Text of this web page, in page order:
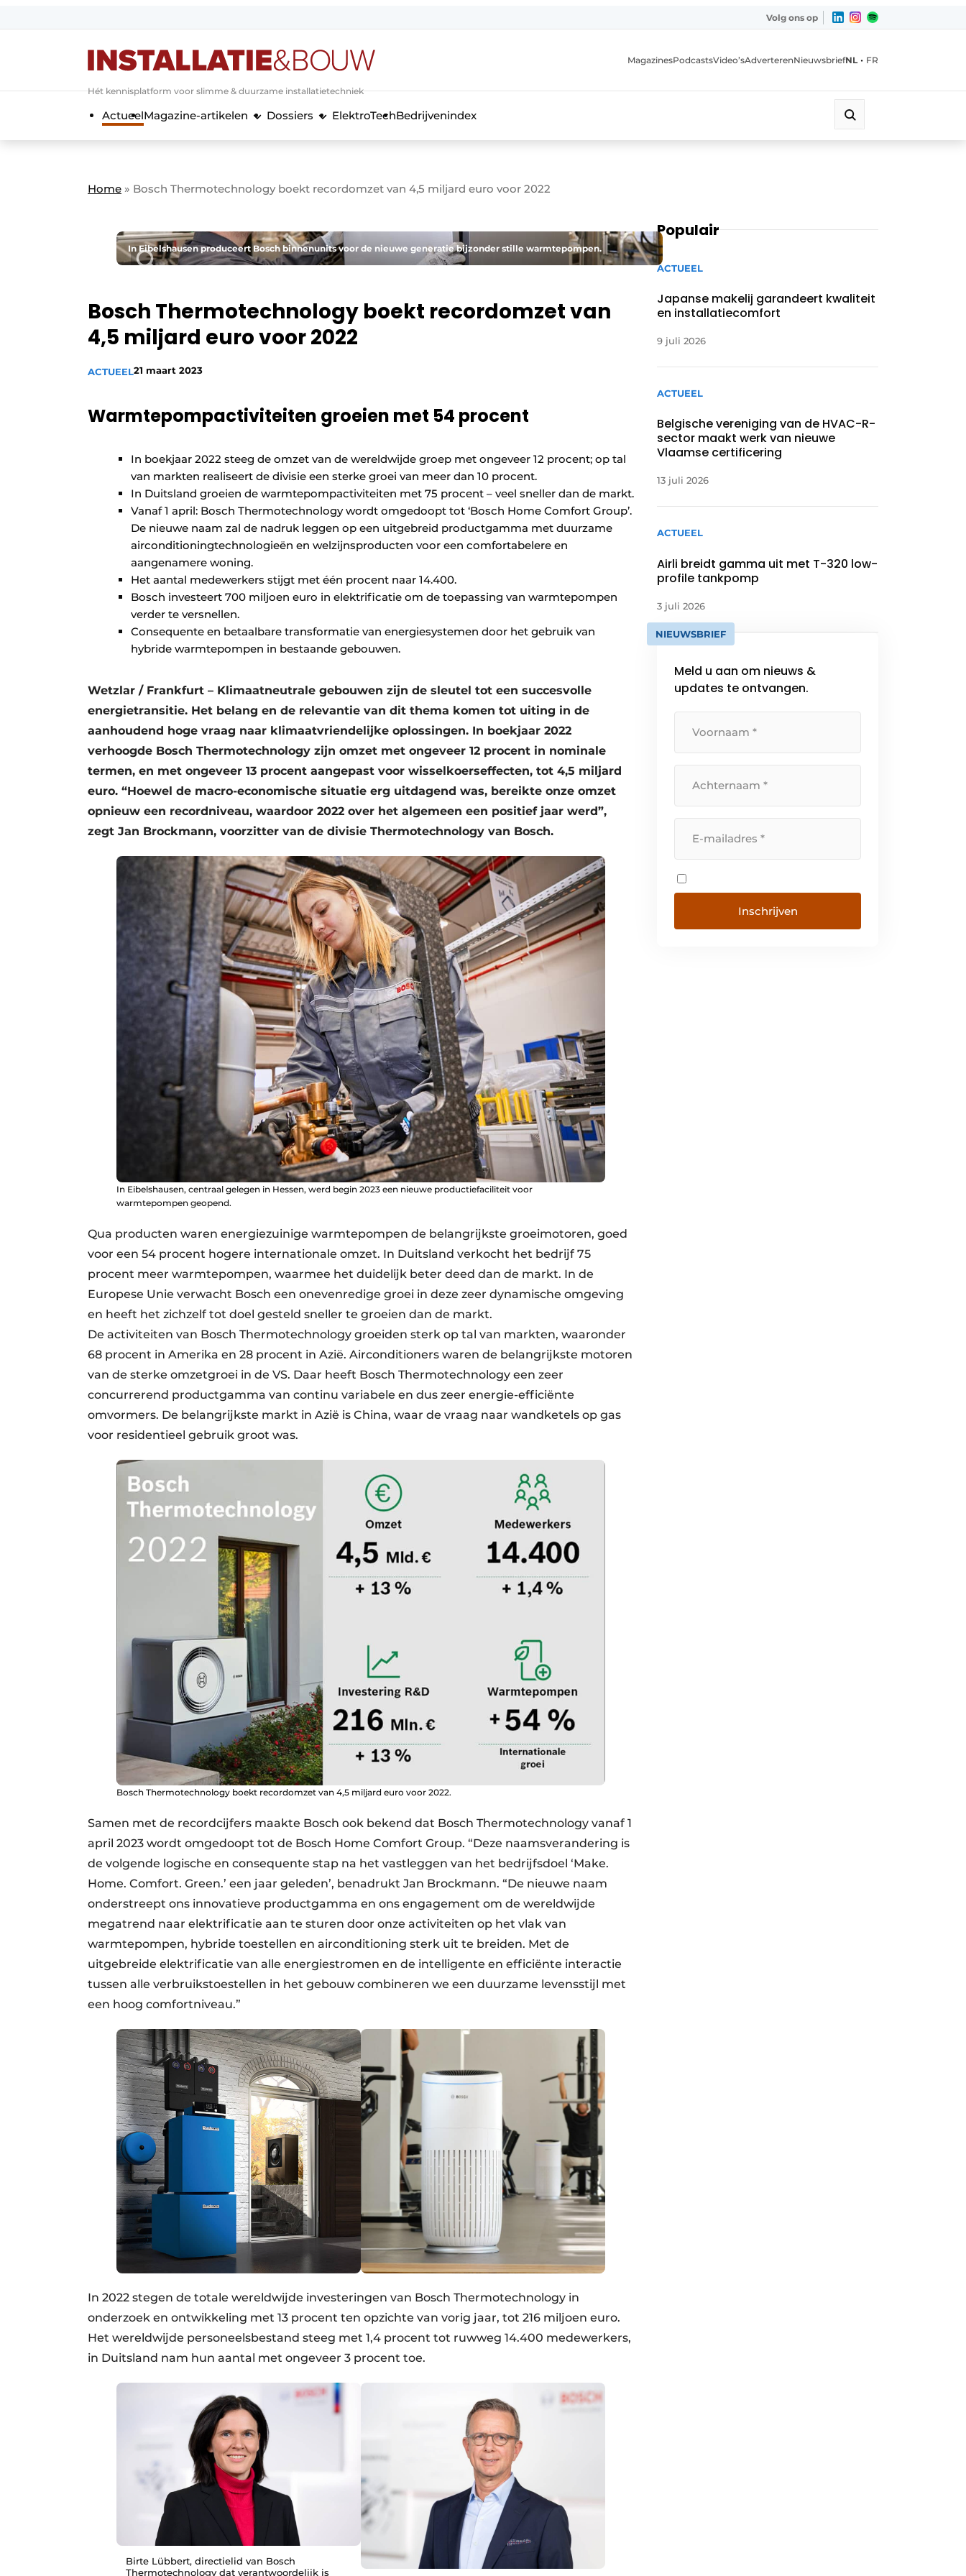
Algemene voorwaarden
Banner overzicht
BedrijvenAanmeldenBedankt voor de aanmelding
Bedrijven
Evenement aanmelden
Meest gelezen
Nieuwsbrief
Privacy / Cookie statement
Vacature aanmelden
Volg ons op
Hét kennisplatform voor slimme & duurzame installatietechniek
MagazinesPodcastsVideo’sAdverterenNieuwsbriefNL • FR
ActueelMagazine-artikelen Dossiers ElektroTechBedrijvenindex
Home » Bosch Thermotechnology boekt recordomzet van 4,5 miljard euro voor 2022
In Eibelshausen produceert Bosch binnenunits voor de nieuwe generatie bijzonder stille warmtepompen.
Bosch Thermotechnology boekt recordomzet van
4,5 miljard euro voor 2022
ACTUEEL21 maart 2023
Warmtepompactiviteiten groeien met 54 procent
In boekjaar 2022 steeg de omzet van de wereldwijde groep met ongeveer 12 procent; op tal
van markten realiseert de divisie een sterke groei van meer dan 10 procent.
In Duitsland groeien de warmtepompactiviteiten met 75 procent – veel sneller dan de markt.
Vanaf 1 april: Bosch Thermotechnology wordt omgedoopt tot ‘Bosch Home Comfort Group’.
De nieuwe naam zal de nadruk leggen op een uitgebreid productgamma met duurzame
airconditioningtechnologieën en welzijnsproducten voor een comfortabelere en
aangenamere woning.
Het aantal medewerkers stijgt met één procent naar 14.400.
Bosch investeert 700 miljoen euro in elektrificatie om de toepassing van warmtepompen
verder te versnellen.
Consequente en betaalbare transformatie van energiesystemen door het gebruik van
hybride warmtepompen in bestaande gebouwen.
Wetzlar / Frankfurt – Klimaatneutrale gebouwen zijn de sleutel tot een succesvolle
energietransitie. Het belang en de relevantie van dit thema komen tot uiting in de
aanhoudend hoge vraag naar klimaatvriendelijke oplossingen. In boekjaar 2022
verhoogde Bosch Thermotechnology zijn omzet met ongeveer 12 procent in nominale
termen, en met ongeveer 13 procent aangepast voor wisselkoerseffecten, tot 4,5 miljard
euro. “Hoewel de macro-economische situatie erg uitdagend was, bereikte onze omzet
opnieuw een recordniveau, waardoor 2022 over het algemeen een positief jaar werd”,
zegt Jan Brockmann, voorzitter van de divisie Thermotechnology van Bosch.
In Eibelshausen, centraal gelegen in Hessen, werd begin 2023 een nieuwe productiefaciliteit voor
warmtepompen geopend.
Qua producten waren energiezuinige warmtepompen de belangrijkste groeimotoren, goed
voor een 54 procent hogere internationale omzet. In Duitsland verkocht het bedrijf 75
procent meer warmtepompen, waarmee het duidelijk beter deed dan de markt. In de
Europese Unie verwacht Bosch een onevenredige groei in deze zeer dynamische omgeving
en heeft het zichzelf tot doel gesteld sneller te groeien dan de markt.
De activiteiten van Bosch Thermotechnology groeiden sterk op tal van markten, waaronder
68 procent in Amerika en 28 procent in Azië. Airconditioners waren de belangrijkste motoren
van de sterke omzetgroei in de VS. Daar heeft Bosch Thermotechnology een zeer
concurrerend productgamma van continu variabele en dus zeer energie-efficiënte
omvormers. De belangrijkste markt in Azië is China, waar de vraag naar wandketels op gas
voor residentieel gebruik groot was.
Bosch Thermotechnology boekt recordomzet van 4,5 miljard euro voor 2022.
Samen met de recordcijfers maakte Bosch ook bekend dat Bosch Thermotechnology vanaf 1
april 2023 wordt omgedoopt tot de Bosch Home Comfort Group. “Deze naamsverandering is
de volgende logische en consequente stap na het vastleggen van het bedrijfsdoel ‘Make.
Home. Comfort. Green.’ een jaar geleden’, benadrukt Jan Brockmann. “De nieuwe naam
onderstreept ons innovatieve productgamma en ons engagement om de wereldwijde
megatrend naar elektrificatie aan te sturen door onze activiteiten op het vlak van
warmtepompen, hybride toestellen en airconditioning sterk uit te breiden. Met de
uitgebreide elektrificatie van alle energiestromen en de intelligente en efficiënte interactie
tussen alle verbruikstoestellen in het gebouw combineren we een duurzame levensstijl met
een hoog comfortniveau.”
In 2022 stegen de totale wereldwijde investeringen van Bosch Thermotechnology in
onderzoek en ontwikkeling met 13 procent ten opzichte van vorig jaar, tot 216 miljoen euro.
Het wereldwijde personeelsbestand steeg met 1,4 procent tot ruwweg 14.400 medewerkers,
in Duitsland nam hun aantal met ongeveer 3 procent toe.
Birte Lübbert, directielid van Bosch
Thermotechnology dat verantwoordelijk is
Populair
ACTUEEL
Japanse makelij garandeert kwaliteit
en installatiecomfort
9 juli 2026
ACTUEEL
Belgische vereniging van de HVAC-R-
sector maakt werk van nieuwe
Vlaamse certificering
13 juli 2026
ACTUEEL
Airli breidt gamma uit met T-320 low-
profile tankpomp
3 juli 2026
NIEUWSBRIEF
Meld u aan om nieuws &
updates te ontvangen.